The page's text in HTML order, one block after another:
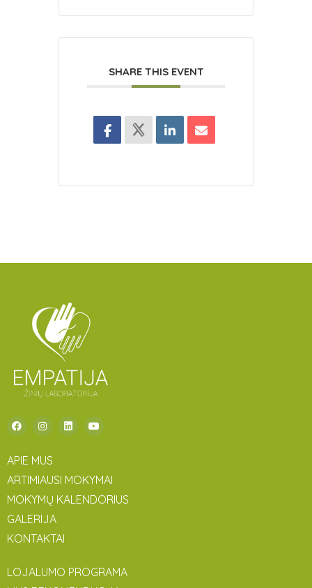
SHARE THIS EVENT
APIE MUS
ARTIMIAUSI MOKYMAI
MOKYMŲ KALENDORIUS
GALERIJA
KONTAKTAI
LOJALUMO PROGRAMA